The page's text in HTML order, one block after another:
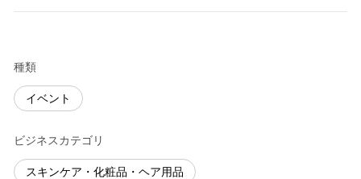
種類
イベント
ビジネスカテゴリ
スキンケア・化粧品・ヘア用品